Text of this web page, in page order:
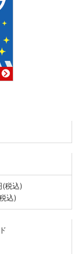
(税込)
込)